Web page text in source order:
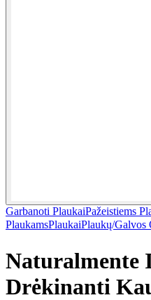
Garbanoti PlaukaiPažeistiems
PlaukamsPlaukaiPlaukų/Galvos
Naturalmente
Drėkinanti